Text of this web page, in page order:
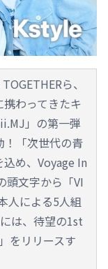
ら、
わってきたキ
」の第一弾
！「次世代の青
め、Voyage In
文字から「VI
人による5人組
は、待望の1st
をリリースす